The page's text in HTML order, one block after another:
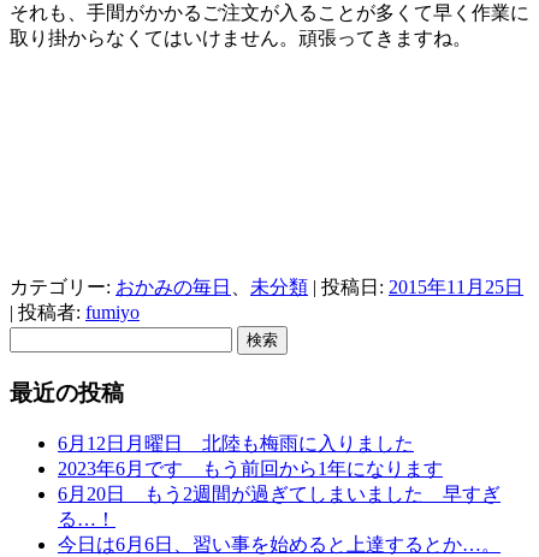
それも、手間がかかるご注文が入ることが多くて早く作業に
取り掛からなくてはいけません。頑張ってきますね。
カテゴリー: おかみの毎日 未分類 | 投稿日: 2015年11月25日
| 投稿者: fumiyo
最近の投稿
6月12日月曜日 北陸も梅雨に入りました
2023年6月です もう前回から1年になります
6月20日 もう2週間が過ぎてしまいました 早すぎ
る…！
今日は6月6日、習い事を始めると上達するとか…。